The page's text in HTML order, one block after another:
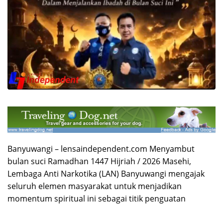
Banyuwangi – lensaindependent.com Menyambut
bulan suci Ramadhan 1447 Hijriah / 2026 Masehi,
Lembaga Anti Narkotika (LAN) Banyuwangi mengajak
seluruh elemen masyarakat untuk menjadikan
momentum spiritual ini sebagai titik penguatan